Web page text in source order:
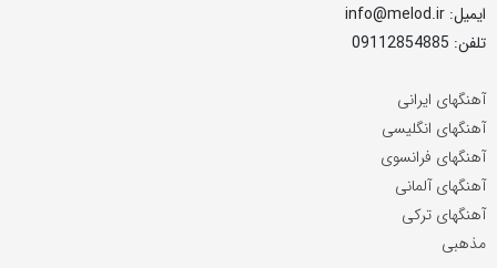
ایمیل: info@melod.ir
تلفن: 09112854885
آهنگهای ایرانی
آهنگهای انگلیسی
آهنگهای فرانسوی
آهنگهای آلمانی
آهنگهای ترکی
مذهبی